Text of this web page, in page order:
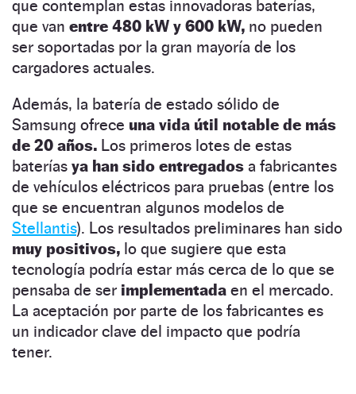
que contemplan estas innovadoras baterías,
que van entre 480 kW y 600 kW, no pueden
ser soportadas por la gran mayoría de los
cargadores actuales.
Además, la batería de estado sólido de
Samsung ofrece una vida útil notable de más
de 20 años. Los primeros lotes de estas
baterías ya han sido entregados a fabricantes
de vehículos eléctricos para pruebas (entre los
que se encuentran algunos modelos de
Stellantis). Los resultados preliminares han sido
muy positivos, lo que sugiere que esta
tecnología podría estar más cerca de lo que se
pensaba de ser implementada en el mercado.
La aceptación por parte de los fabricantes es
un indicador clave del impacto que podría
tener.